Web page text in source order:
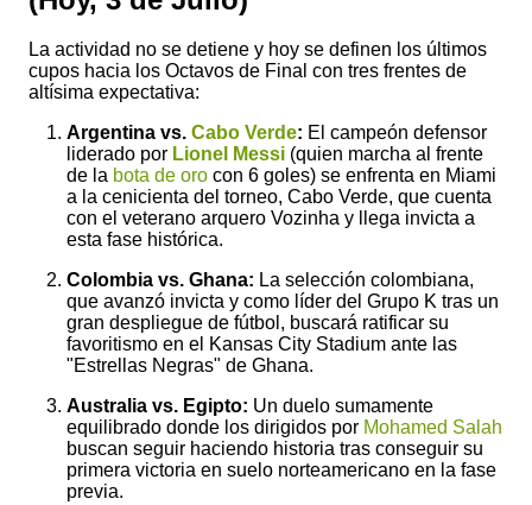
La actividad no se detiene y hoy se definen los últimos
cupos hacia los Octavos de Final con tres frentes de
altísima expectativa:
Argentina vs. Cabo Verde: El campeón defensor
liderado por Lionel Messi (quien marcha al frente
de la bota de oro con 6 goles) se enfrenta en Miami
a la cenicienta del torneo, Cabo Verde, que cuenta
con el veterano arquero Vozinha y llega invicta a
esta fase histórica.
Colombia vs. Ghana: La selección colombiana,
que avanzó invicta y como líder del Grupo K tras un
gran despliegue de fútbol, buscará ratificar su
favoritismo en el Kansas City Stadium ante las
"Estrellas Negras" de Ghana.
Australia vs. Egipto: Un duelo sumamente
equilibrado donde los dirigidos por Mohamed Salah
buscan seguir haciendo historia tras conseguir su
primera victoria en suelo norteamericano en la fase
previa.